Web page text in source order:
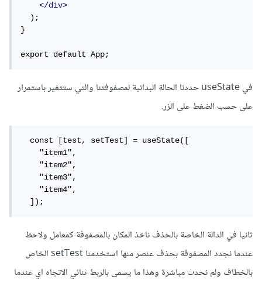
</div>
  );
}
export default App;
في useState حددنا الحالة البدائية لمصفوفتنا والتي ستتغير باستمرار
على حسب الضغط على الزر.
  const [test, setTest] = useState([
    "item1",
    "item2",
    "item3",
    "item4",
  ]);
ثانيا في الدالة الخاصة بالحذف ناخذ المكان بالمصفوفة كمعامل ولاحظ
عندما نجدد المصفوفة بحذف عنصر منها استخدمنا setTest الخاص
بالخطاف ولم نحدث مباشرة وهذا ما يسمى بالربط ثنائي الاتجاه اي عندما